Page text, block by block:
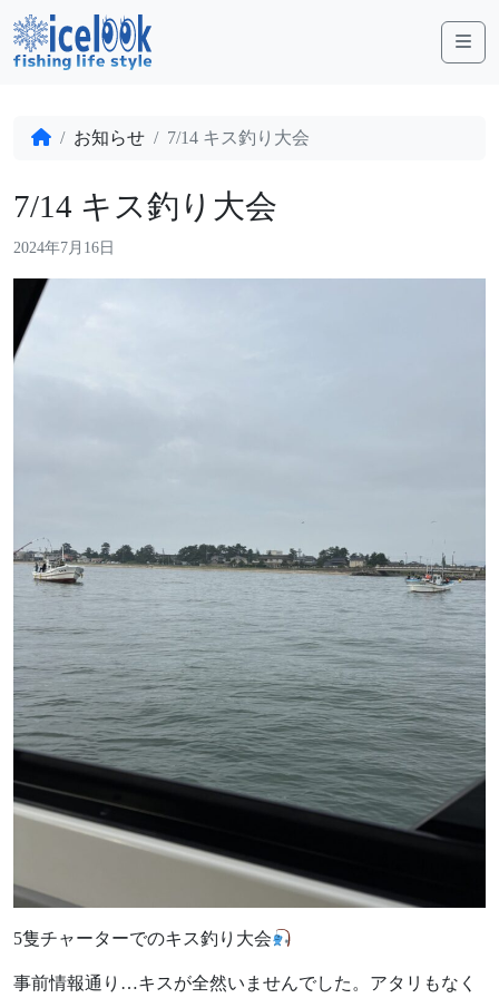
お知らせ 7/14 キス釣り大会
7/14 キス釣り大会
2024年7月16日
5隻チャーターでのキス釣り大会
事前情報通り…キスが全然いませんでした。アタリもなく